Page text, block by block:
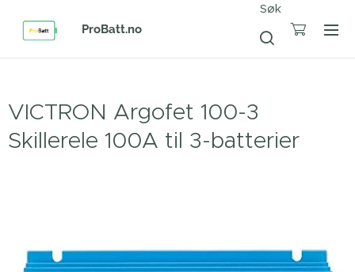
ProBatt.no
Søk
VICTRON Argofet 100-3
Skillerele 100A til 3-batterier